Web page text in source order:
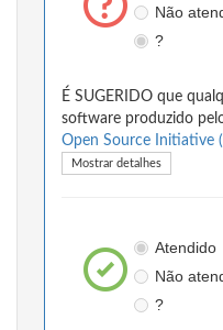
Não
?
É SUGERIDO que
software produzido
Open Source Initiative
Mostrar detalhes
Atendido
Não
?